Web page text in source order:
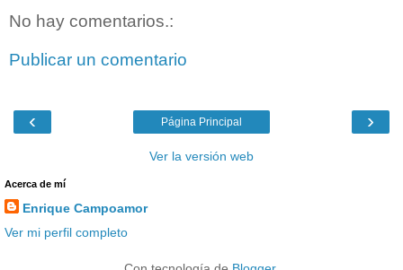
No hay comentarios.:
Publicar un comentario
‹ ›
Página Principal
Ver la versión web
Acerca de mí
Enrique Campoamor
Ver mi perfil completo